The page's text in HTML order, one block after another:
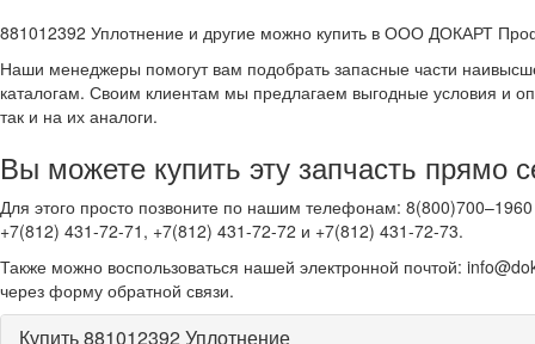
881012392 Уплотнение и другие можно купить в ООО ДОКАРТ
Наши менеджеры помогут вам подобрать запасные части
каталогам. Своим клиентам мы предлагаем выгодные условия и
так и на их аналоги.
Вы можете купить эту запчасть прямо
Для этого просто позвоните по нашим телефонам:
+7(812) 431-72-71, +7(812) 431-72-72 и +7(812) 431-72-73.
Также можно воспользоваться нашей электронной почтой:
через форму обратной связи.
Купить 881012392 Уплотнение